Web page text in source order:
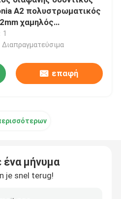
Zirconia
A2 πολυστρωματικός
χαμηλός
Wieland
1
Διαπραγματεύσιμα
επαφή
μήνυμα
je snel terug!